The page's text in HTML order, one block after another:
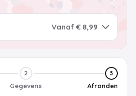
Vanaf € 8,99
2
Gegevens
3
Afronden